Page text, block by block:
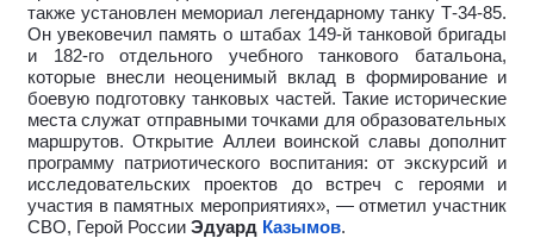
также установлен мемориал легендарному танку Т-34-85.
Он увековечил память о штабах 149-й танковой бригады
и 182-го отдельного учебного танкового батальона,
которые внесли неоценимый вклад в формирование и
боевую подготовку танковых частей. Такие исторические
места служат отправными точками для образовательных
маршрутов. Открытие Аллеи воинской славы дополнит
программу патриотического воспитания: от экскурсий и
исследовательских проектов до встреч с героями и
участия в памятных мероприятиях», — отметил участник
СВО, Герой России Эдуард Казымов.